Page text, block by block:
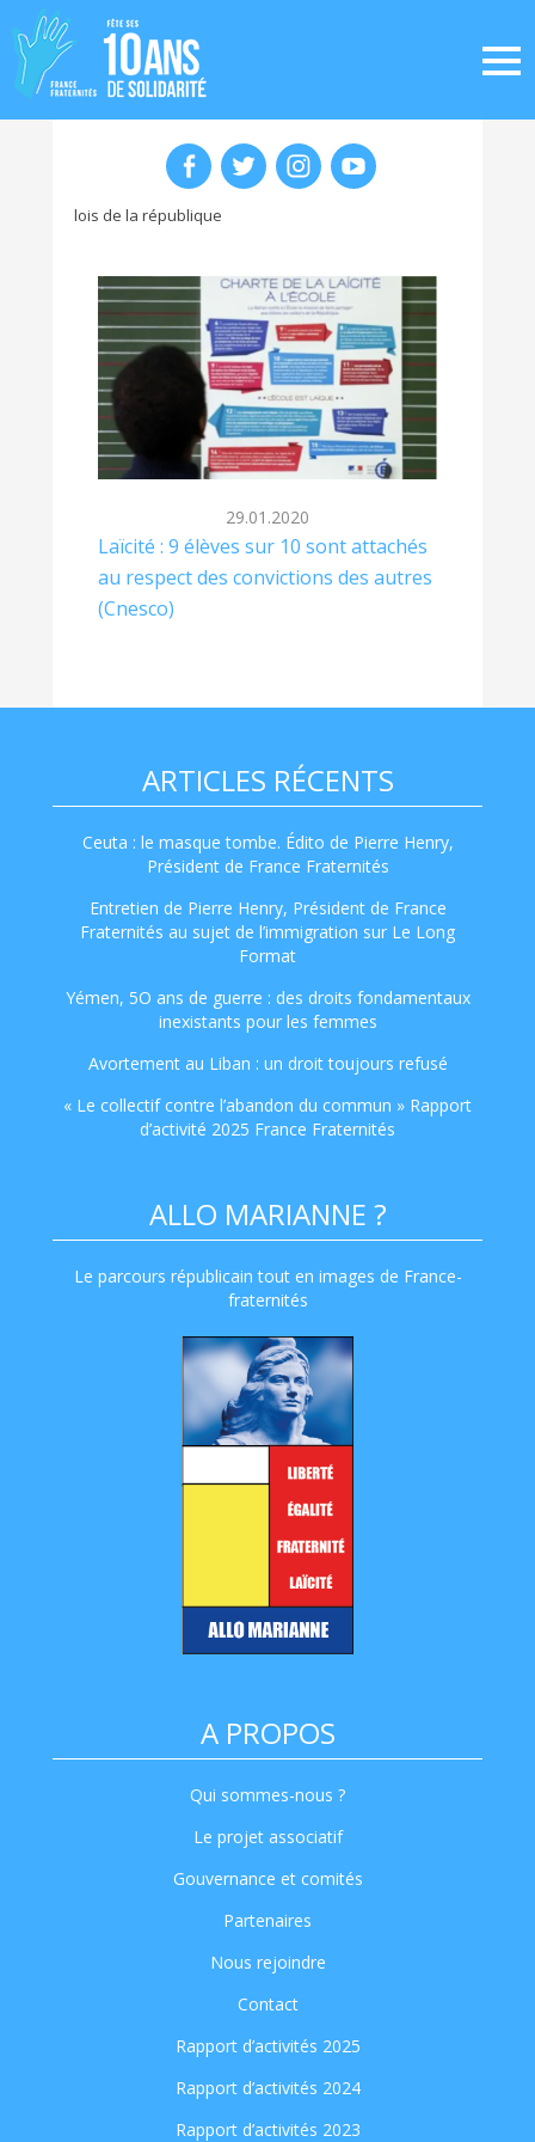
lois de la république
29.01.2020
Laïcité : 9 élèves sur 10 sont attachés
au respect des convictions des autres
(Cnesco)
ARTICLES RÉCENTS
Ceuta : le masque tombe. Édito de Pierre Henry,
Président de France Fraternités
Entretien de Pierre Henry, Président de France
Fraternités au sujet de l’immigration sur Le Long
Format
Yémen, 5O ans de guerre : des droits fondamentaux
inexistants pour les femmes
Avortement au Liban : un droit toujours refusé
« Le collectif contre l’abandon du commun » Rapport
d’activité 2025 France Fraternités
ALLO MARIANNE ?
Le parcours républicain tout en images de France-
fraternités
A PROPOS
Qui sommes-nous ?
Le projet associatif
Gouvernance et comités
Partenaires
Nous rejoindre
Contact
Rapport d’activités 2025
Rapport d’activités 2024
Rapport d’activités 2023